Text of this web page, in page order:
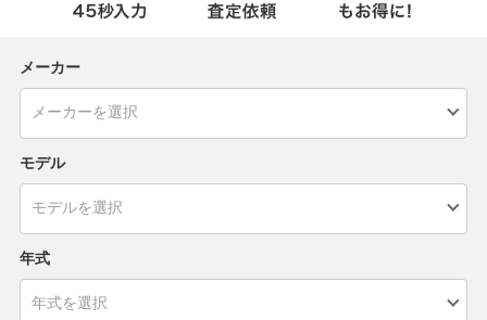
メーカー
モデル
年式